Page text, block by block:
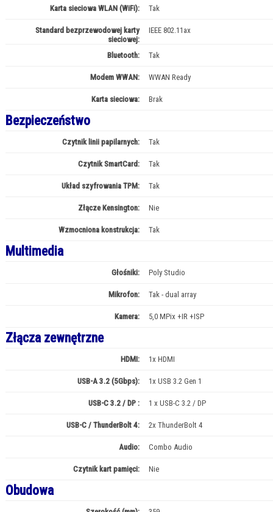
Karta sieciowa WLAN (WiFi): Tak
Standard bezprzewodowej karty
sieciowej:
IEEE 802.11ax
Bluetooth: Tak
Modem WWAN: WWAN Ready
Karta sieciowa: Brak
Bezpieczeństwo
Czytnik linii papilarnych: Tak
Czytnik SmartCard: Tak
Układ szyfrowania TPM: Tak
Złącze Kensington: Nie
Wzmocniona konstrukcja: Tak
Multimedia
Głośniki: Poly Studio
Mikrofon: Tak - dual array
Kamera: 5,0 MPix +IR +ISP
Złącza zewnętrzne
HDMI: 1x HDMI
USB-A 3.2 (5Gbps): 1x USB 3.2 Gen 1
USB-C 3.2 / DP : 1 x USB-C 3.2 / DP
USB-C / ThunderBolt 4: 2x ThunderBolt 4
Audio: Combo Audio
Czytnik kart pamięci: Nie
Obudowa